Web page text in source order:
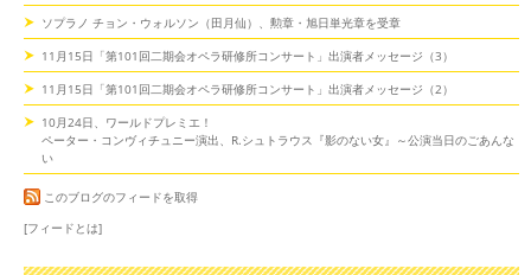
ソプラノ チョン・ウォルソン（田月仙）、勲章・旭日単光章を受章
11月15日「第101回二期会オペラ研修所コンサート」出演者メッセージ（3）
11月15日「第101回二期会オペラ研修所コンサート」出演者メッセージ（2）
10月24日、ワールドプレミエ！
ペーター・コンヴィチュニー演出、R.シュトラウス『影のない女』～公演当日のごあんな
い
このブログのフィードを取得
[フィードとは]